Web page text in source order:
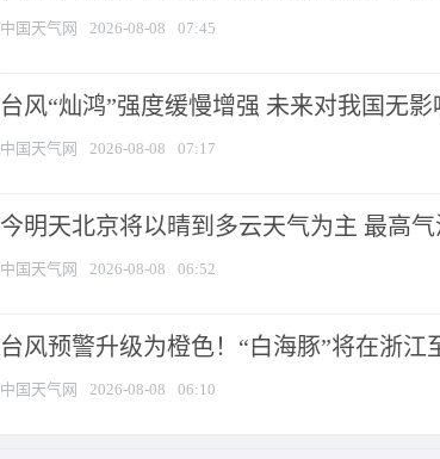
中国天气网 2026-08-08 07:45
台风“灿鸿”强度缓慢增强 未来对我国无影
中国天气网 2026-08-08 07:17
今明天北京将以晴到多云天气为主 最高
中国天气网 2026-08-08 06:52
台风预警升级为橙色！“白海豚”将在浙江
中国天气网 2026-08-08 06:10